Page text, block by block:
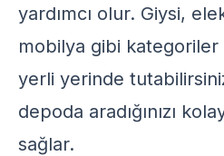
yardımcı olur. Giysi,
mobilya gibi
yerli yerinde
depoda aradığınızı
sağlar.